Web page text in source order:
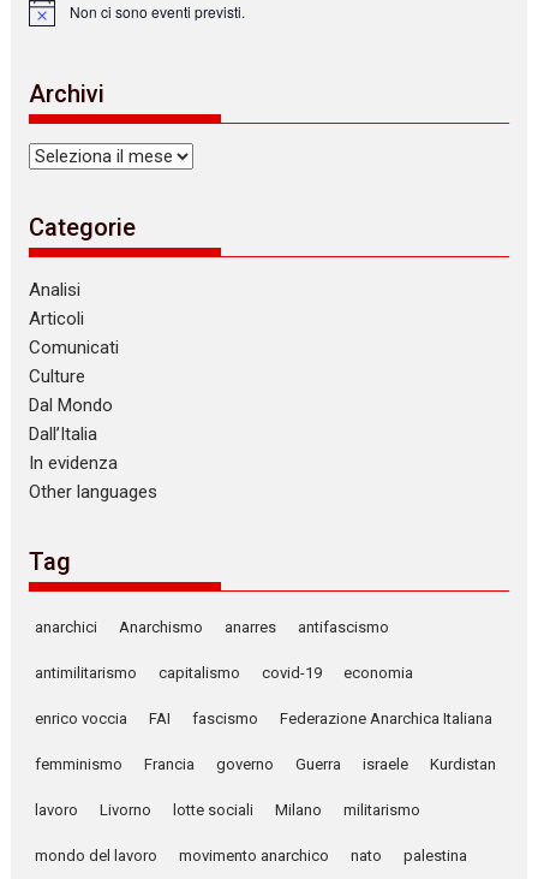
N
c
e
Non ci sono eventi previsti.
Archivi
Archivi
Categorie
Analisi
Articoli
Comunicati
Culture
Dal Mondo
Dall’Italia
In evidenza
Other languages
Tag
anarchici Anarchismo anarres antifascismo
antimilitarismo capitalismo covid-19 economia
enrico voccia FAI fascismo Federazione Anarchica Italiana
femminismo Francia governo Guerra israele Kurdistan
lavoro Livorno lotte sociali Milano militarismo
mondo del lavoro movimento anarchico nato palestina